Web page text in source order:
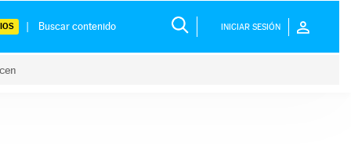
INICIAR SESIÓN